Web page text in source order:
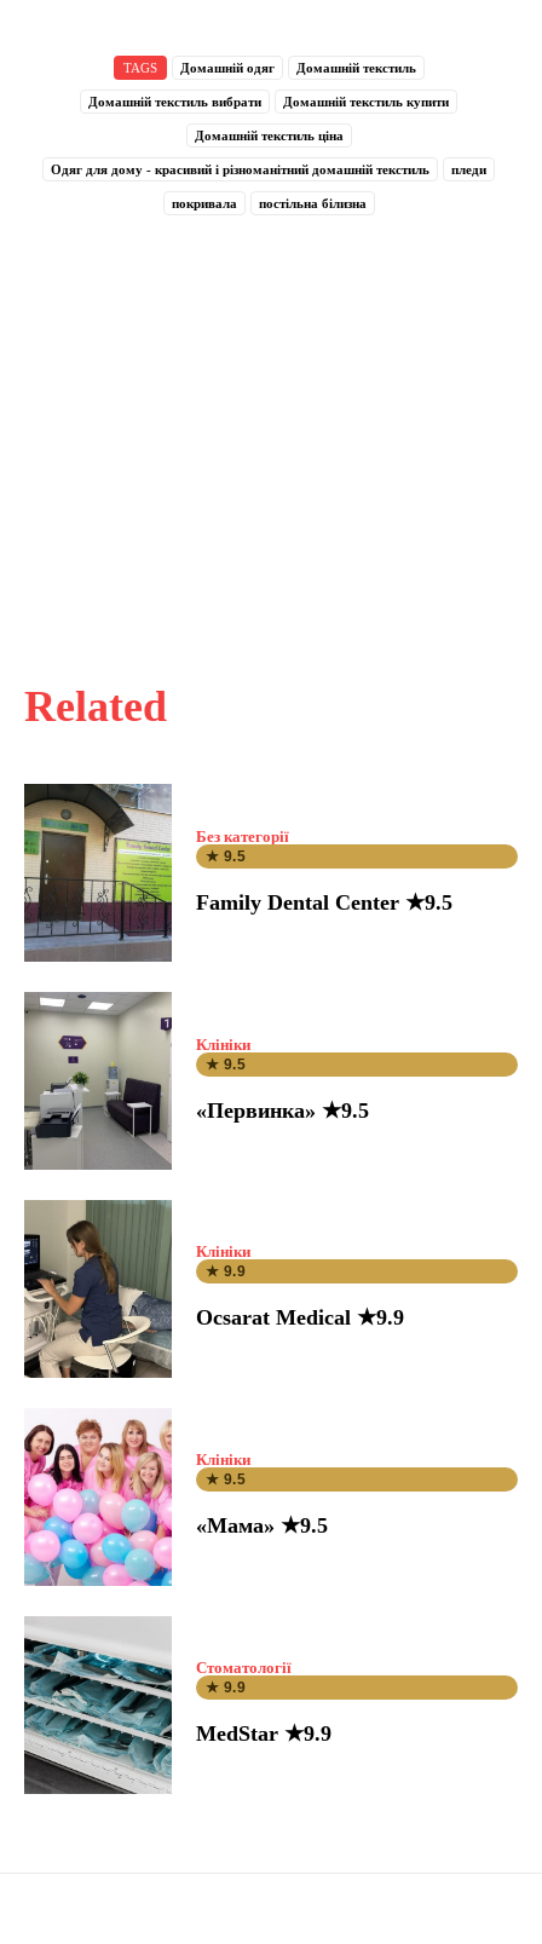
Related
Без категорії
★ 9.5
Family Dental Center ★9.5
Клініки
★ 9.5
«Первинка» ★9.5
Клініки
★ 9.9
Ocsarat Medical ★9.9
Клініки
★ 9.5
«Мама» ★9.5
Стоматології
★ 9.9
MedStar ★9.9
TAGS Домашній одяг Домашній текстиль
Домашній текстиль вибрати Домашній текстиль купити
Домашній текстиль ціна
Одяг для дому - красивий і різноманітний домашній текстиль пледи
покривала постільна білизна